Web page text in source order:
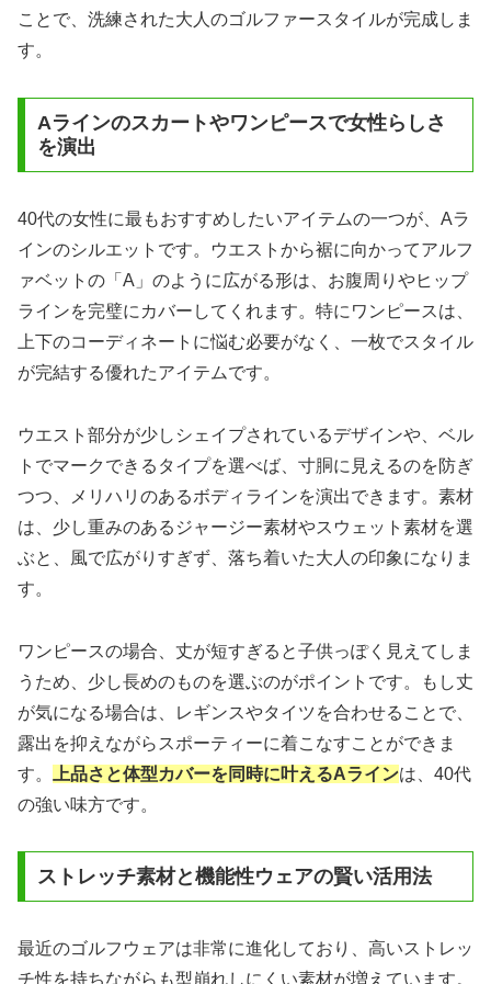
ことで、洗練された大人のゴルファースタイルが完成しま
す。
Aラインのスカートやワンピースで女性らしさ
を演出
40代の女性に最もおすすめしたいアイテムの一つが、Aラ
インのシルエットです。ウエストから裾に向かってアルフ
ァベットの「A」のように広がる形は、お腹周りやヒップ
ラインを完璧にカバーしてくれます。特にワンピースは、
上下のコーディネートに悩む必要がなく、一枚でスタイル
が完結する優れたアイテムです。
ウエスト部分が少しシェイプされているデザインや、ベル
トでマークできるタイプを選べば、寸胴に見えるのを防ぎ
つつ、メリハリのあるボディラインを演出できます。素材
は、少し重みのあるジャージー素材やスウェット素材を選
ぶと、風で広がりすぎず、落ち着いた大人の印象になりま
す。
ワンピースの場合、丈が短すぎると子供っぽく見えてしま
うため、少し長めのものを選ぶのがポイントです。もし丈
が気になる場合は、レギンスやタイツを合わせることで、
露出を抑えながらスポーティーに着こなすことができま
す。
上品さと体型カバーを同時に叶えるAラインは、40代
の強い味方です。
ストレッチ素材と機能性ウェアの賢い活用法
最近のゴルフウェアは非常に進化しており、高いストレッ
チ性を持ちながらも型崩れしにくい素材が増えています。